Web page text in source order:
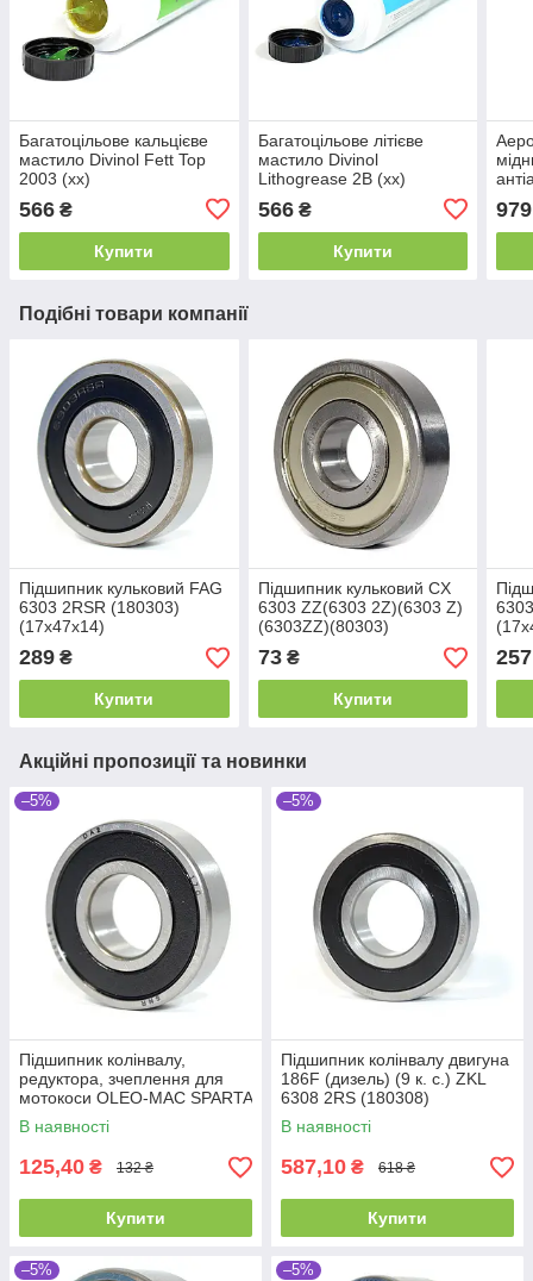
Багатоцільове кальцієве
мастило Divinol Fett Top
2003 (xx)
566 ₴
Купити
Багатоцільове літієве
мастило Divinol
Lithogrease 2B (xx)
566₴
Купити
979
Подібні товари компанії
Підшипник кульковий FAG
6303 2RSR (180303)
(17x47x14)
289 ₴
Купити
Підшипник кульковий CX
6303 ZZ(6303 2Z)(6303 Z)
(6303ZZ)(80303)
(17x47x14)
73₴
Купити
257
Акційні пропозиції та новинки
–5%
Підшипник колінвалу,
редуктора, зчеплення для
мотокоси OLEO-MAC SPARTA
25 SPARTA 37, SPARTA 38,
SPARTA 40,
В наявності
125,40 ₴ 132 ₴
Купити
–5%
Підшипник колінвалу двигуна
186F (дизель) (9 к. с.) ZKL
6308 2RS (180308)
(40x90x23)
В наявності
587,10 ₴ 618 ₴
Купити
–5% –5%